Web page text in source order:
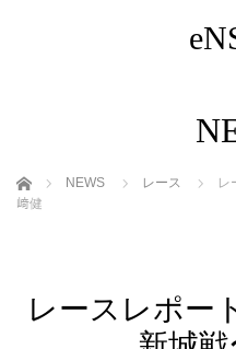
ホーム NEWS レース
レ
﨑健
レースレポー